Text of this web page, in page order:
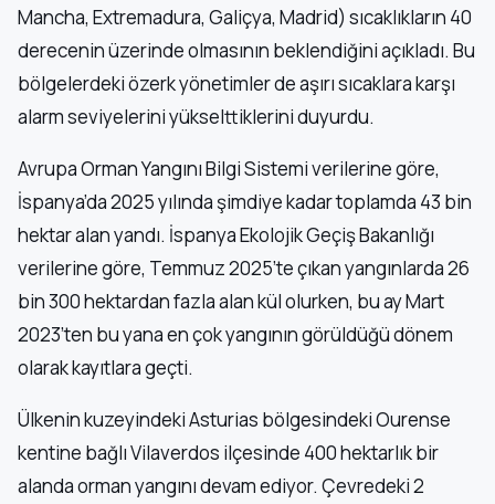
Mancha, Extremadura, Galiçya, Madrid) sıcaklıkların 40
derecenin üzerinde olmasının beklendiğini açıkladı. Bu
bölgelerdeki özerk yönetimler de aşırı sıcaklara karşı
alarm seviyelerini yükselttiklerini duyurdu.
Avrupa Orman Yangını Bilgi Sistemi verilerine göre,
İspanya’da 2025 yılında şimdiye kadar toplamda 43 bin
hektar alan yandı. İspanya Ekolojik Geçiş Bakanlığı
verilerine göre, Temmuz 2025’te çıkan yangınlarda 26
bin 300 hektardan fazla alan kül olurken, bu ay Mart
2023’ten bu yana en çok yangının görüldüğü dönem
olarak kayıtlara geçti.
Ülkenin kuzeyindeki Asturias bölgesindeki Ourense
kentine bağlı Vilaverdos ilçesinde 400 hektarlık bir
alanda orman yangını devam ediyor. Çevredeki 2